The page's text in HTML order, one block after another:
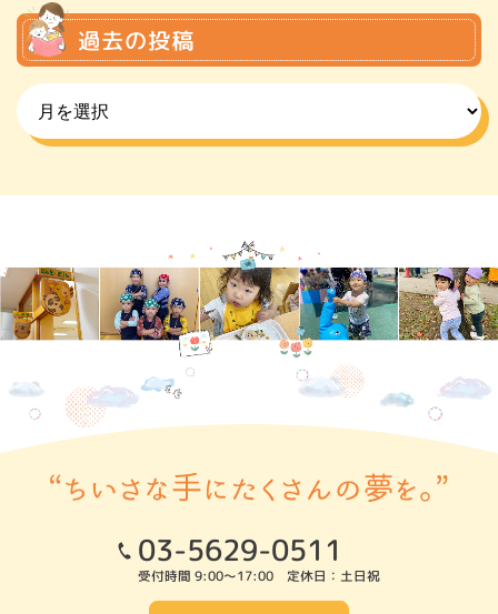
過去の投稿
03-5629-0511
受付時間 9:00～17:00 定休日：土日祝